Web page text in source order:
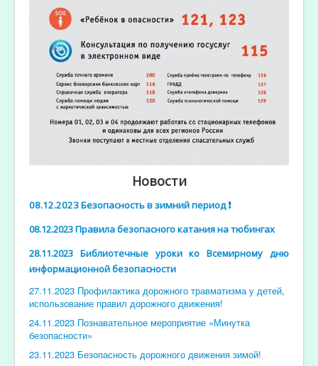
Новости
08.12.2023 Безопасность в зимний период ❗️
08.12.2023 Правила безопасного катания на тюбингах
28.11.2023 Библиотечные уроки ко Всемирному дню
информационной безопасности
27.11.2023 Профилактика дорожного травматизма у детей,
использование правил дорожного движения!
24.11.2023 Познавательное мероприятие «Минутка
безопасности»
23.11.2023 Безопасность дорожного движения зимой!